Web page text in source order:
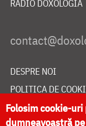
RADIO DOXOLOGIA
DESPRE NOI
POLITICA DE
DONEAZĂ ONLINE
Folosim cookie-
dumneavoastră